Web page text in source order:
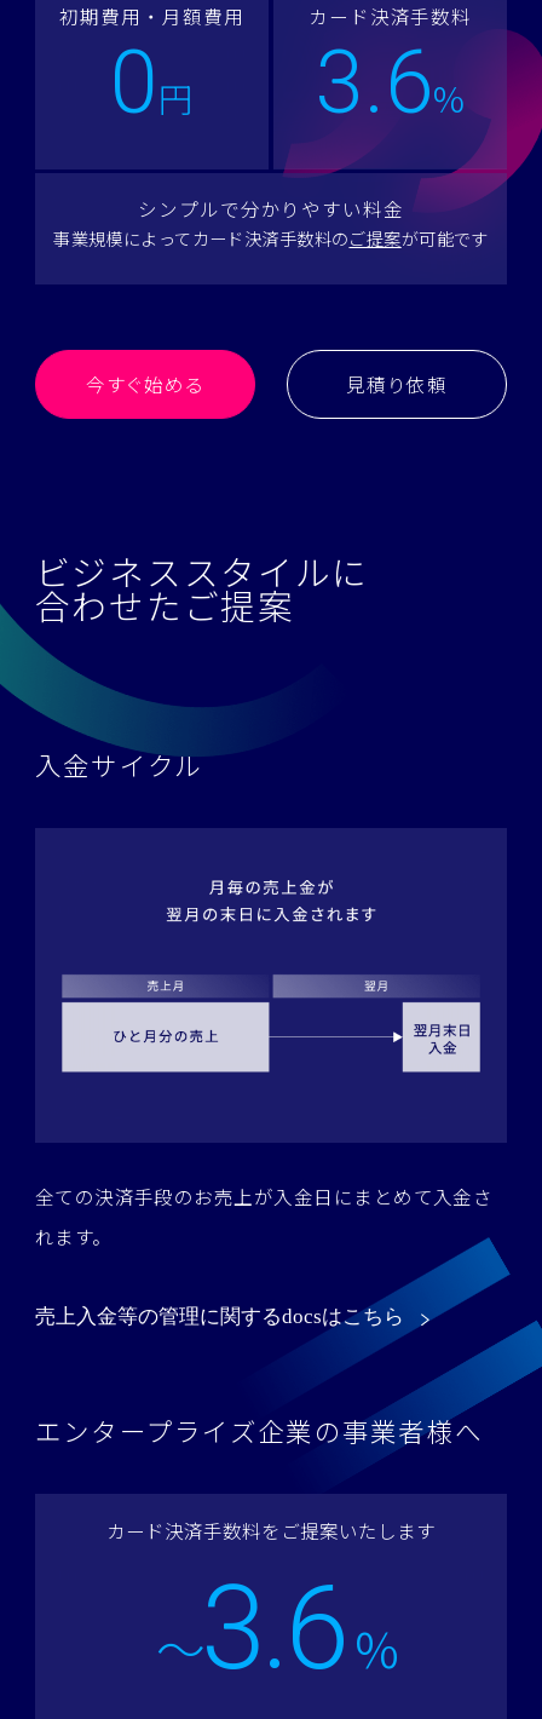
初期費用・月額費用
0円
カード決済手数料
3.6%
シンプルで分かりやすい料金
事業規模によってカード決済手数料のご提案が可能です
今すぐ始める 見積り依頼
ビジネススタイルに
合わせたご提案
入金サイクル
全ての決済手段のお売上が入金日にまとめて入金さ
れます。
売上入金等の管理に関するdocsはこちら
エンタープライズ企業の事業者様へ
カード決済手数料をご提案いたします
～3.6%